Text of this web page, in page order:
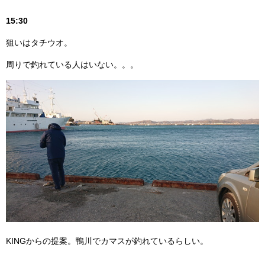
15:30
狙いはタチウオ。
周りで釣れている人はいない。。。
KINGからの提案。鴨川でカマスが釣れているらしい。